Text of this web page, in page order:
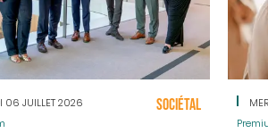
06 JUILLET 2026 SOCIÉTAL